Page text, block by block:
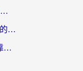
海外党必看：VPN翻墙到大陆的实用指南——从看CCTV5到选加速器，一篇全搞定
身在海外，如何选择一款靠谱的加速国内网络的加速器？
海外党必看：vpn回大陆免费靠谱吗？3步选对加速器实现无缝刷国内资源